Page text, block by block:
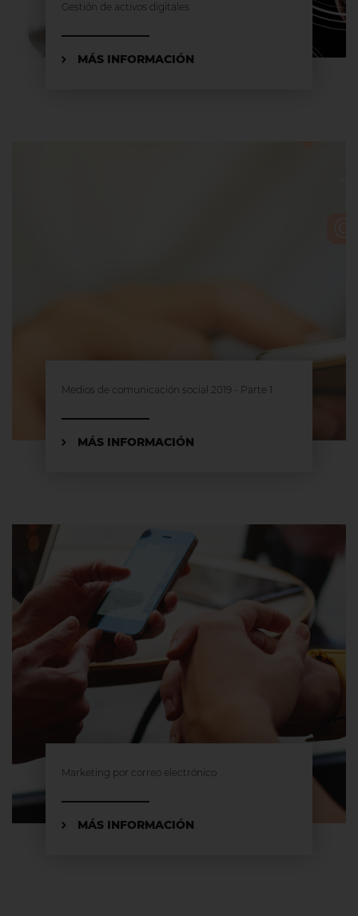
Gestión de activos digitales
MÁS INFORMACIÓN
Medios de comunicación social 2019 - Parte 1
MÁS INFORMACIÓN
Marketing por correo electrónico
MÁS INFORMACIÓN